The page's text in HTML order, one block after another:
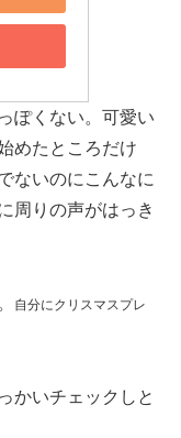
ぽくない。可愛い
めたところだけ
ないのにこんなに
周りの声がはっき
自分にクリスマスプレ
かいチェックしと